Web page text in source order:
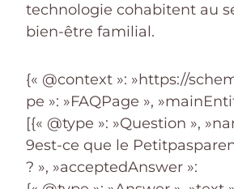
technologie cohabitent au
bien-être familial.
{« @context »: »https://
pe »: »FAQPage »,
[{« @type »: »Question »,
9est-ce que le
? », »acceptedAnswer »: